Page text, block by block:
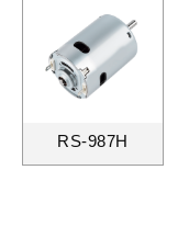
RS-987H